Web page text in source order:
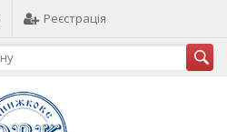
Реєстрація